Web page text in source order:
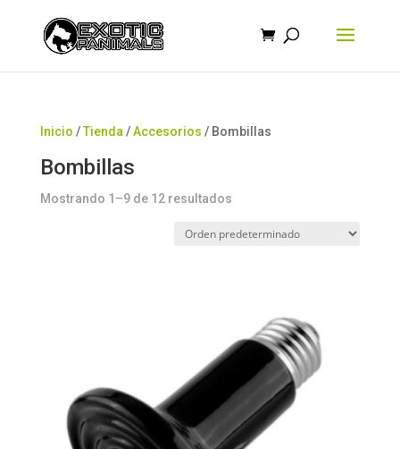
Inicio /Tienda /Accesorios / Bombillas
Bombillas
Mostrando 1–9 de 12 resultados